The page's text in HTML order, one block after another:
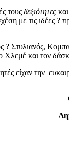
τους δεξιότητες
με τις ιδέες ?
Στυλιανός,
και τον
είχαν την